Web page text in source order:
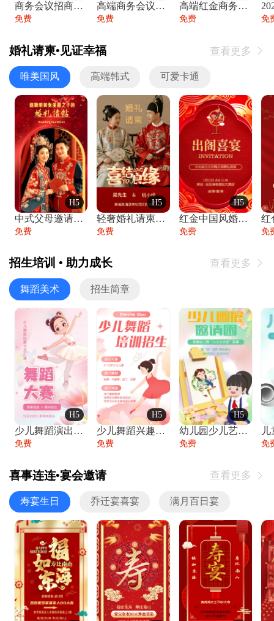
商务会议招商展会科技峰会邀请函年会邀请
免费
高端商务会议招商加盟展会峰会论坛邀请函
免费
高端红金商务会议年会年终盛典答谢邀请函
免费 免
婚礼请柬•见证幸福 查看更多 
唯美国风 高端韩式 可爱卡通
H5
中式父母邀请函婚礼结婚请柬请贴父母邀请方
免费
H5
轻奢婚礼请柬婚礼邀请函结婚照请帖
免费
H5
红金中国风婚礼请柬出阁喜宴嫁女请帖出阁宴
免费 免
招生培训 • 助力成长 查看更多 
舞蹈美术 招生简章
H5
少儿舞蹈演出舞蹈比赛跳舞大赛文艺汇演活动
免费
H5
少儿舞蹈兴趣班艺术培训学校招生宣传
免费
H5
幼儿园少儿艺术展览绘画展摄影作品展美术展
免费 免
喜事连连•宴会邀请 查看更多 
寿宴生日 乔迁宴喜宴 满月百日宴